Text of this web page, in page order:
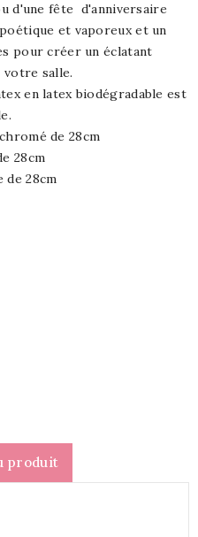
d'une fête d'anniversaire
et vaporeux et un
pour créer un éclatant
votre salle.
en latex biodégradable est
ficelle.
de 28cm
28cm
rouge de 28cm
produit